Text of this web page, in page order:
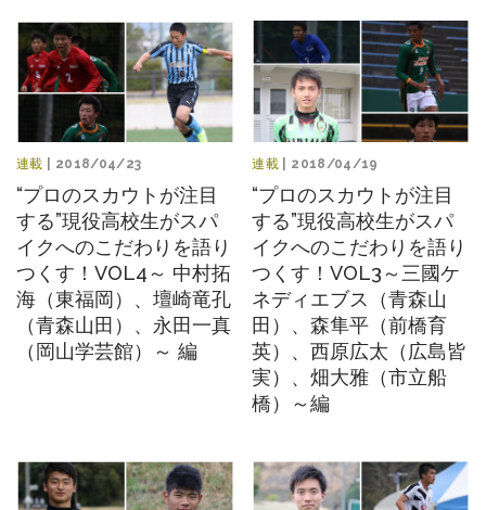
連載 | 2018/04/23
“プロのスカウトが注目
する”現役高校生がスパ
イクへのこだわりを語り
つくす！VOL4～ 中村拓
海（東福岡）、壇崎竜孔
（青森山田）、永田一真
（岡山学芸館）～ 編
連載 | 2018/04/19
“プロのスカウトが注目
する”現役高校生がスパ
イクへのこだわりを語り
つくす！VOL3～三國ケ
ネディエブス（青森山
田）、森隼平（前橋育
英）、西原広太（広島皆
実）、畑大雅（市立船
橋）～編